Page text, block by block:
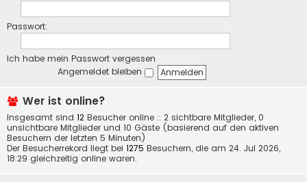
Passwort:
Ich habe mein Passwort vergessen
Angemeldet bleiben
Wer ist online?
Insgesamt sind 12 Besucher online :: 2 sichtbare Mitglieder, 0
unsichtbare Mitglieder und 10 Gäste (basierend auf den aktiven
Besuchern der letzten 5 Minuten)
Der Besucherrekord liegt bei 1275 Besuchern, die am 24. Jul 2026,
18:29 gleichzeitig online waren.